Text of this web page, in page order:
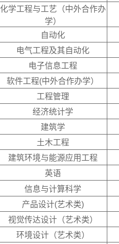
化学工程与工艺（中外合作办
学）
自动化
电气工程及其自动化
电子信息工程
软件工程(中外合作办学）
工程管理
经济统计学
建筑学
土木工程
建筑环境与能源应用工程
英语
信息与计算科学
产品设计(艺术类)
视觉传达设计（艺术类）
环境设计（艺术类）